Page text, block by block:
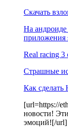
Скачать
На андроиде
приложения
Real racing
Страшные
Как сделать
[url=https://
новости!
эмоций![/url]